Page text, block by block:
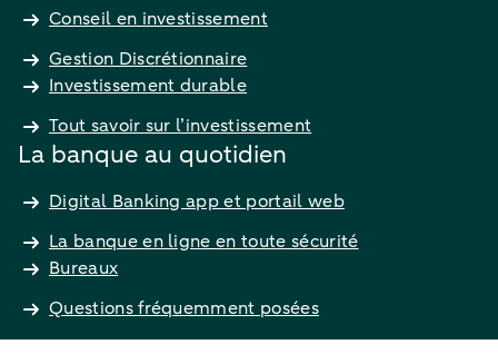
Conseil en investissement
Gestion Discrétionnaire
Investissement durable
Tout savoir sur l’investissement
La banque au quotidien
Digital Banking app et portail web
La banque en ligne en toute sécurité
Bureaux
Questions fréquemment posées